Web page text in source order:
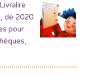
de 2020
pour
,